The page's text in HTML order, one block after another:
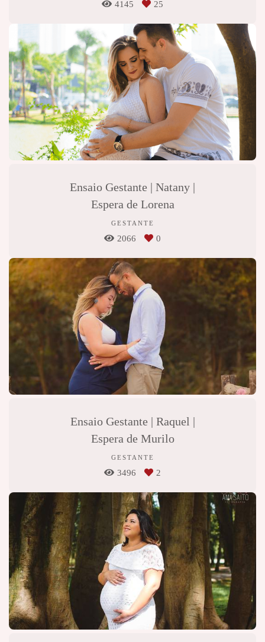
4145 25
Ensaio Gestante | Natany |
Espera de Lorena
GESTANTE
2066 0
Ensaio Gestante | Raquel |
Espera de Murilo
GESTANTE
3496 2